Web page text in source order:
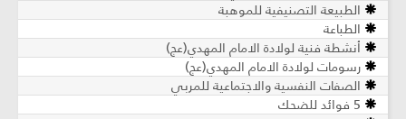
الطبيعة التصنيفية للموهبة
الطباعة
أنشطة فنية لولادة الامام المهدي(عج)
رسومات لولادة الامام المهدي(عج)
الصفات النفسية والاجتماعية للمربي
5 فوائد للضحك